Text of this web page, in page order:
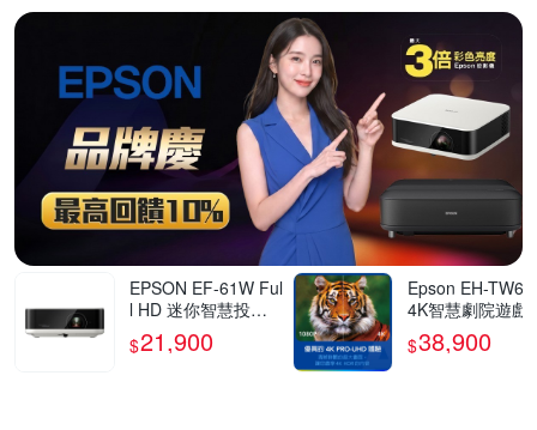
EPSON EF-61W Ful
l HD 迷你智慧投影
機700流明 古典白
$21,900
Epson EH-
4K智慧劇院遊戲
$38,900